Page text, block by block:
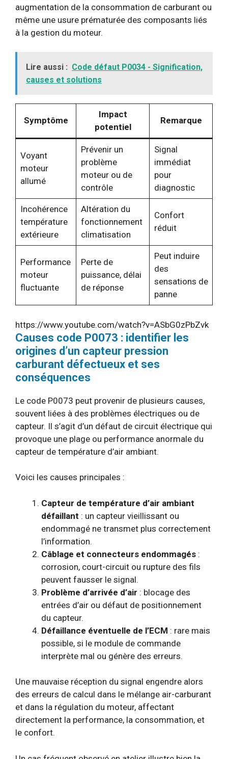
augmentation de la consommation de carburant ou
même une usure prématurée des composants liés
à la gestion du moteur.
Lire aussi : Code défaut P0034 - Signification,
causes et solutions
Symptôme
Impact
potentiel
Remarque
Voyant
moteur
allumé
Prévenir un
problème
moteur ou de
contrôle
Signal
immédiat
pour
diagnostic
Incohérence
température
extérieure
Altération du
fonctionnement
climatisation
Confort
réduit
Performance
moteur
fluctuante
Perte de
puissance, délai
de réponse
Peut induire
des
sensations de
panne
https://www.youtube.com/watch?v=ASbG0zPbZvk
Causes code P0073 : identifier les
origines d’un capteur pression
carburant défectueux et ses
conséquences
Le code P0073 peut provenir de plusieurs causes,
souvent liées à des problèmes électriques ou de
capteur. Il s’agit d’un défaut de circuit électrique qui
provoque une plage ou performance anormale du
capteur de température d’air ambiant.
Voici les causes principales :
Capteur de température d’air ambiant
défaillant : un capteur vieillissant ou
endommagé ne transmet plus correctement
l’information.
Câblage et connecteurs endommagés :
corrosion, court-circuit ou rupture des fils
peuvent fausser le signal.
Problème d’arrivée d’air : blocage des
entrées d’air ou défaut de positionnement
du capteur.
Défaillance éventuelle de l’ECM : rare mais
possible, si le module de commande
interprète mal ou génère des erreurs.
Une mauvaise réception du signal engendre alors
des erreurs de calcul dans le mélange air-carburant
et dans la régulation du moteur, affectant
directement la performance, la consommation, et
le confort.